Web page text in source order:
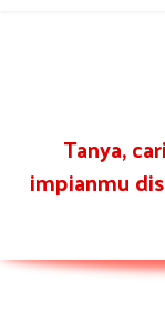
Tanya,
impianmu